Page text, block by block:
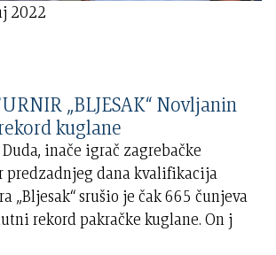
2022
„BLJESAK“ Novljanin
kuglane
inače igrač zagrebačke
predzadnjeg dana kvalifikacija
„Bljesak“ srušio je čak 665 čunjeva
rekord pakračke kuglane. On j